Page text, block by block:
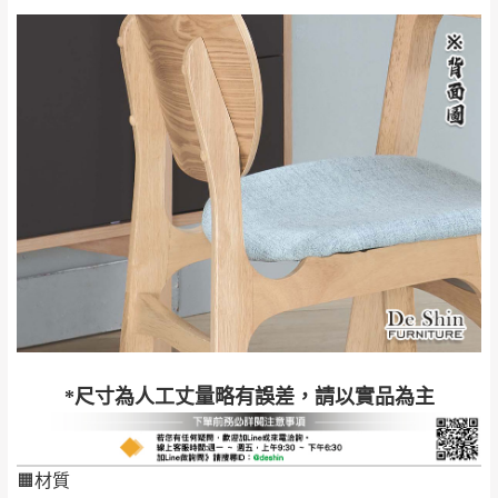
*尺寸為人工丈量略有誤差，請以實品為主
🟧材質
$ 9,000以下：
NT$500元
＊A108產品另收運費
基隆山區
$ 9,000以上：免
運費
$ 9,000以下：
NT$500元
＊A108產品另收運費
卓蘭鎮、三灣、通
霄山區、西湖、泰
安鄉、大湖鄉、頭
屋、獅潭鄉
配送天數：5~14天
到貨時間：指定送貨日當天以電話聯絡確認
台北市、新北市地區固定每周(三)、(日)兩天收送貨
快速到貨商品，無法指定特定時間送達，司
機當天到貨前皆會再與您通知，讓你不用整
天在家等貨，以節省您的寶貴時間。
由於百貨公司配送較為不易，故暫無法配送
至百貨公司內部。
發票寄送：
若您選擇三聯式或索取兩聯式發票，發票將於商品
完成出貨15個工作天另行寄出，另外約加上2~7個
工作天內送達，如遇國定假日將順延寄送。
退換貨說明：
公司客服人員，我們將為您更換新品，運費
皆由本站負責，所有退回及換貨之商品必須
是全新狀態且完整包裝，床墊、床包、枕頭